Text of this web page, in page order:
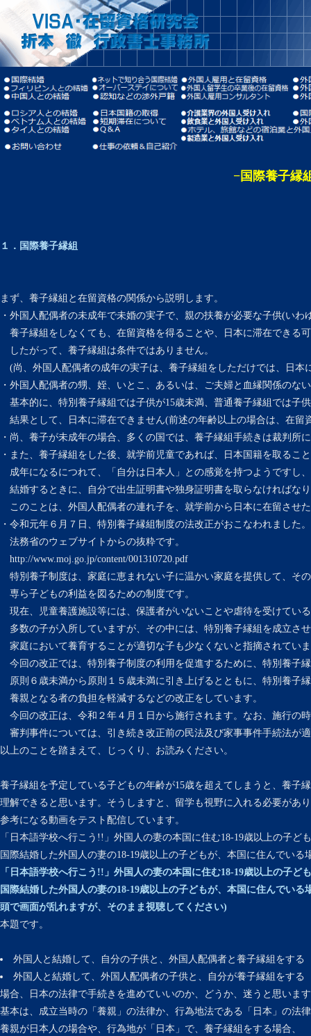
−国際養子縁
１．国際養子縁組
まず、養子縁組と在留資格の関係から説明します。
・外国人配偶者の未成年で未婚の実子で、親の扶養が必要な子供(いわ
養子縁組をしなくても、在留資格を得ることや、日本に滞在できる
したがって、養子縁組は条件ではありません。
(尚、外国人配偶者の成年の実子は、養子縁組をしただけでは、日本
・外国人配偶者の甥、姪、いとこ、あるいは、ご夫婦と血縁関係のな
基本的に、特別養子縁組では子供が15歳未満、普通養子縁組では子
結果として、日本に滞在できません(前述の年齢以上の場合は、在留
・尚、養子が未成年の場合、多くの国では、養子縁組手続きは裁判所
・また、養子縁組をした後、就学前児童であれば、日本国籍を取るこ
成年になるにつれて、「自分は日本人」との感覚を持つようですし
結婚するときに、自分で出生証明書や独身証明書を取らなければな
このことは、外国人配偶者の連れ子を、就学前から日本に在留させ
・令和元年６月７日、特別養子縁組制度の法改正がおこなわれました。
法務省のウェブサイトからの抜粋です。
http://www.moj.go.jp/content/001310720.pdf
特別養子制度は、家庭に恵まれない子に温かい家庭を提供して、そ
専ら子どもの利益を図るための制度です。
現在、児童養護施設等には、保護者がいないことや虐待を受けてい
多数の子が入所していますが、その中には、特別養子縁組を成立さ
家庭において養育することが適切な子も少なくないと指摘されてい
今回の改正では、特別養子制度の利用を促進するために、特別養子
原則６歳未満から原則１５歳未満に引き上げるとともに、特別養子
養親となる者の負担を軽減するなどの改正をしています。
今回の改正は、令和２年４月１日から施行されます。なお、施行の
審判事件については、引き続き改正前の民法及び家事事件手続法が
以上のことを踏まえて、じっくり、お読みください。
養子縁組を予定している子どもの年齢が15歳を超えてしまうと、養子
理解できると思います。そうしますと、留学も視野に入れる必要があ
参考になる動画をテスト配信しています。
「日本語学校へ行こう!!」外国人の妻の本国に住む18-19歳以上の子ど
国際結婚した外国人の妻の18-19歳以上の子どもが、本国に住んでい
「日本語学校へ行こう!!」外国人の妻の本国に住む18-19歳以上の子ど
国際結婚した外国人の妻の18-19歳以上の子どもが、本国に住んでい
頭で画面が乱れますが、そのまま視聴してください)
本題です。
外国人と結婚して、自分の子供と、外国人配偶者と養子縁組をする
外国人と結婚して、外国人配偶者の子供と、自分が養子縁組をする
場合、日本の法律で手続きを進めていいのか、どうか、迷うと思いま
基本は、成立当時の「養親」の法律か、行為地法である「日本」の法
養親が日本人の場合や、行為地が「日本」で、養子縁組をする場合、